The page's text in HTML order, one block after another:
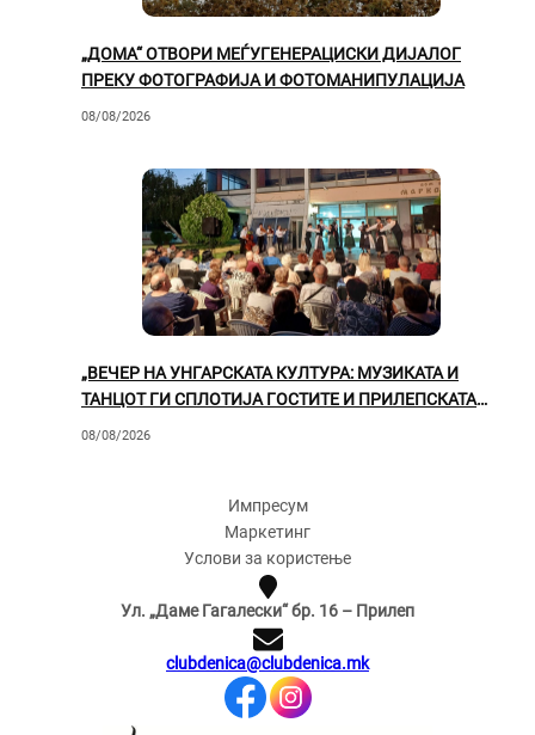
„ДОМА“ ОТВОРИ МЕЃУГЕНЕРАЦИСКИ ДИЈАЛОГ
ПРЕКУ ФОТОГРАФИЈА И ФОТОМАНИПУЛАЦИЈА
08/08/2026
„ВЕЧЕР НА УНГАРСКАТА КУЛТУРА: МУЗИКАТА И
ТАНЦОТ ГИ СПЛОТИЈА ГОСТИТЕ И ПРИЛЕПСКАТА
ПУБЛИКА“
08/08/2026
Импресум
Маркетинг
Услови за користење
Ул. „Даме Гагалески“ бр. 16 – Прилеп
clubdenica@clubdenica.mk